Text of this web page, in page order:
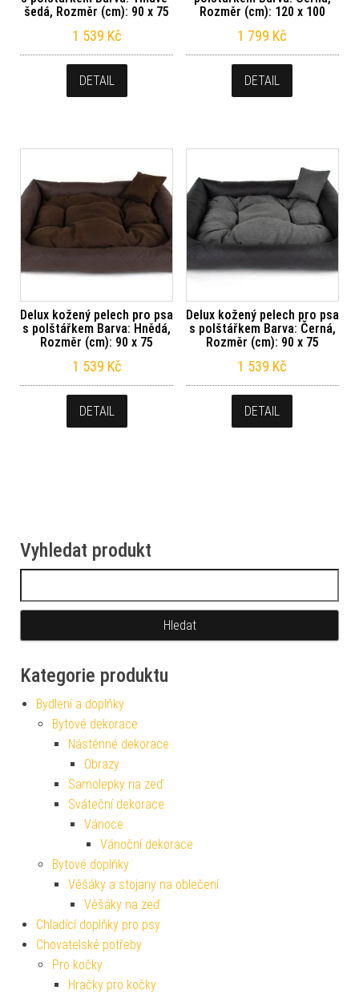
šedá, Rozměr (cm): 90 x 75
1 539 Kč
DETAIL
Rozměr (cm): 120 x 100
1 799 Kč
DETAIL
Delux kožený pelech pro psa
s polštářkem Barva: Hnědá,
Rozměr (cm): 90 x 75
1 539 Kč
DETAIL
Delux kožený pelech pro psa
s polštářkem Barva: Černá,
Rozměr (cm): 90 x 75
1 539 Kč
DETAIL
Vyhledat produkt
Kategorie produktu
Bydlení a doplňky
Bytové dekorace
Nástěnné dekorace
Obrazy
Samolepky na zeď
Sváteční dekorace
Vánoce
Vánoční dekorace
Bytové doplňky
Věšáky a stojany na oblečení
Věšáky na zeď
Chladící doplňky pro psy
Chovatelské potřeby
Pro kočky
Hračky pro kočky